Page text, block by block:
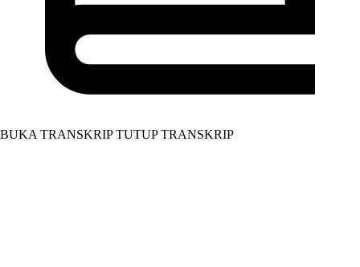
BUKA TRANSKRIP TUTUP TRANSKRIP